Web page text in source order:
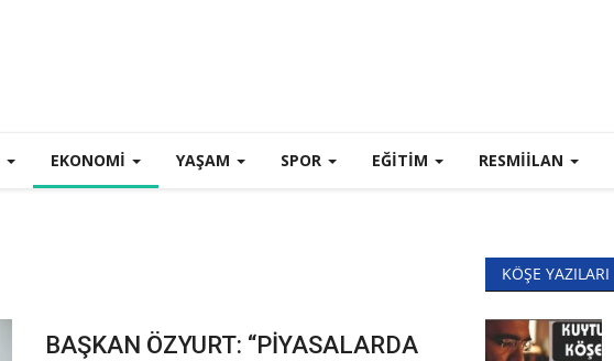
EKONOMI YAŞAM SPOR EĞİTİM RESMIILAN
BAŞKAN ÖZYURT: “PİYASALARDA
KÖŞE YAZILARI